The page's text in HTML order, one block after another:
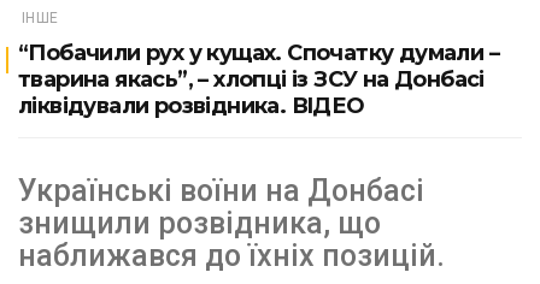
ІНШЕ
“Побачили рух у кущах. Спочатку думали –
тварина якась”, – хлопці із ЗСУ на Донбасі
ліквідували розвідника. ВIДЕО
Українські воїни на Донбасі
знищили розвідника, що
наближався до їхніх позицій.